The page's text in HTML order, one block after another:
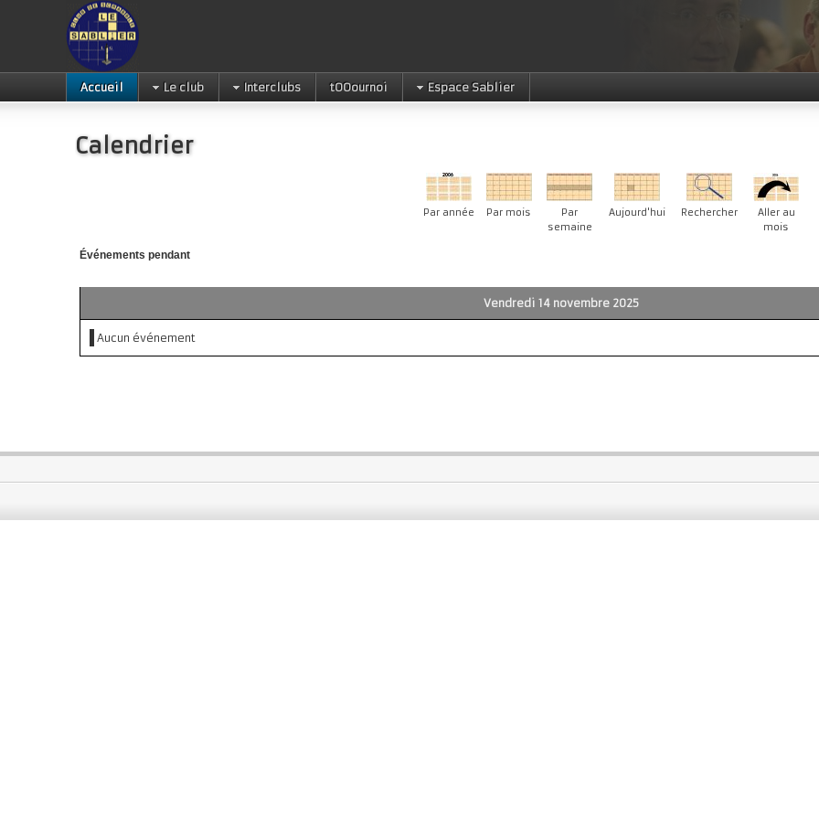
Accueil Le club Interclubs tOOournoi Espace Sablier
Calendrier
Par année Par mois
Par
semaine
Aujourd'hui Rechercher
Aller au
mois
Événements pendant
Vendredi 14 novembre 2025
Aucun événement